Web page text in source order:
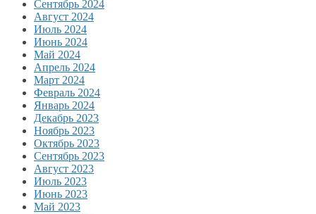
Сентябрь 2024
Август 2024
Июль 2024
Июнь 2024
Май 2024
Апрель 2024
Март 2024
Февраль 2024
Январь 2024
Декабрь 2023
Ноябрь 2023
Октябрь 2023
Сентябрь 2023
Август 2023
Июль 2023
Июнь 2023
Май 2023